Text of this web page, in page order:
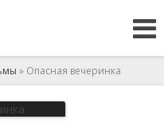
» Опасная вечеринка